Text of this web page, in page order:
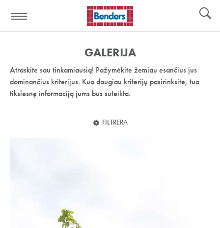
nuoroda:
GALERIJA
Atraskite sau tinkamiausią! Pažymėkite žemiau esančius jus
dominančius kriterijus. Kuo daugiau kriterijų pasirinksite, tuo
tikslesnę informaciją jums bus suteikta.
FILTRERA